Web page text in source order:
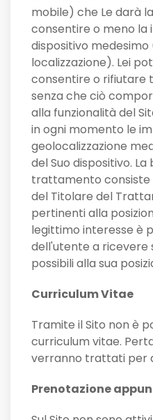
mobile) che Le darà
consentire o meno la
dispositivo medesimo
localizzazione). Lei
consentire o rifiutare
senza che ciò
alla funzionalità del
in ogni momento le
geolocalizzazione
del Suo dispositivo.
trattamento consiste
del Titolare del
pertinenti alla
legittimo interesse è
dell'utente a ricevere
possibili alla sua
Curriculum Vitae
Tramite il Sito non è
curriculum vitae.
verranno trattati per
Prenotazione